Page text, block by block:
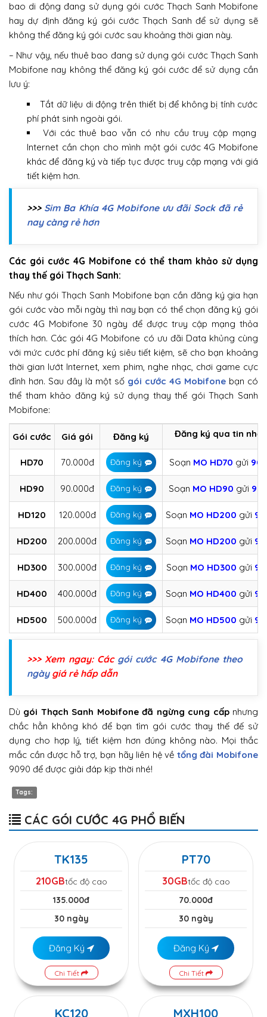
bao di động đang sử dụng gói cước Thạch Sanh Mobifone
hay dự định đăng ký gói cước Thạch Sanh để sử dụng sẽ
không thể đăng ký gói cước sau khoảng thời gian này.
– Như vậy, nếu thuê bao đang sử dụng gói cước Thạch Sanh
Mobifone nay không thể đăng ký gói cước để sử dụng cần
lưu ý:
Tắt dữ liệu di động trên thiết bị để không bị tính cước
phí phát sinh ngoài gói.
Với các thuê bao vẫn có nhu cầu truy cập mạng
Internet cần chọn cho mình một gói cước 4G Mobifone
khác để đăng ký và tiếp tục được truy cập mạng với giá
tiết kiệm hơn.
>>> Sim Ba Khía 4G Mobifone ưu đãi Sock đã rẻ
nay càng rẻ hơn
Các gói cước 4G Mobifone có thể tham khảo sử dụng
thay thế gói Thạch Sanh:
Nếu như gói Thạch Sanh Mobifone bạn cần đăng ký gia hạn
gói cước vào mỗi ngày thì nay bạn có thể chọn đăng ký gói
cước 4G Mobifone 30 ngày để được truy cập mạng thỏa
thích hơn. Các gói 4G Mobifone có ưu đãi Data khủng cùng
với mức cước phí đăng ký siêu tiết kiệm, sẽ cho bạn khoảng
thời gian lướt Internet, xem phim, nghe nhạc, chơi game cực
đỉnh hơn. Sau đây là một số gói cước 4G Mobifone bạn có
thể tham khảo đăng ký sử dụng thay thế gói Thạch Sanh
Mobifone:
Gói cước Giá gói Đăng ký Đăng ký qua tin nhắn
HD70 70.000đ Đăng ký Soạn MO HD70 gửi
HD90 90.000đ Đăng ký Soạn MO HD90 gửi
HD120 120.000đ Đăng ký Soạn MO HD200 gửi
HD200 200.000đ Đăng ký Soạn MO HD200 gửi
HD300 300.000đ Đăng ký Soạn MO HD300 gửi
HD400 400.000đ Đăng ký Soạn MO HD400 gửi
HD500 500.000đ Đăng ký Soạn MO HD500 gửi
>>> Xem ngay: Các gói cước 4G Mobifone theo
ngàygiá rẻ hấp dẫn
Dù gói Thạch Sanh Mobifone đã ngừng cung cấpnhưng
chắc hẳn không khó để bạn tìm gói cước thay thế đế sử
dụng cho hợp lý, tiết kiệm hơn đúng không nào. Mọi thắc
mắc cần được hỗ trợ, bạn hãy liên hệ về tổng đài Mobifone
9090 để được giải đáp kịp thời nhé!
Tags:
CÁC GÓI CƯỚC 4G PHỔ BIẾN
TK135
210GBtốc độ cao
135.000đ
30 ngày
Đăng Ký
Chi Tiết
PT70
30GBtốc độ cao
70.000đ
30 ngày
Đăng Ký
Chi Tiết
KC120 MXH100